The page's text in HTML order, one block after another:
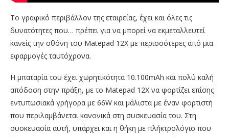
Το γραφικό περιβάλλον της εταιρείας, έχει και όλες τις
δυνατότητες που… πρέπει για να μπορεί να εκμεταλλευτεί
κανείς την οθόνη του Matepad 12X με περισσότερες από μια
εφαρμογές ταυτόχρονα.
Η μπαταρία του έχει χωρητικότητα 10.100mAh και πολύ καλή
απόδοση στην πράξη, με το Matepad 12X να φορτίζει επίσης
εντυπωσιακά γρήγορα με 66W και μάλιστα με έναν φορτιστή
που περιλαμβάνεται κανονικά στη συσκευασία του. Στη
συσκευασία αυτή, υπάρχει και η θήκη με πλήκτρολόγιο που